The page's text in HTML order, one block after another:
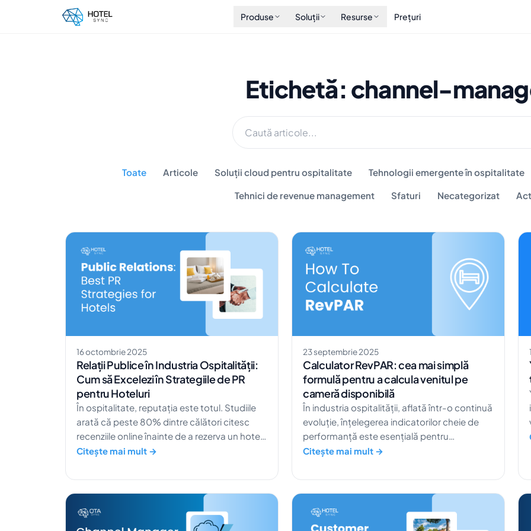
Produse Soluții Resurse Prețuri
Etichetă: channel-
Toate Articole Soluții cloud pentru ospitalitate Tehnologii emergente în ospitalitate
Tehnici de revenue management Sfaturi Necategorizat
16 octombrie 2025
Relații Publice în Industria Ospitalității:
Cum să Excelezi în Strategiile de PR
pentru Hoteluri
În ospitalitate, reputația este totul. Studiile
arată că peste 80% dintre călători citesc
recenziile online înainte de a rezerva un hotel.
Asta înseamnă că povestea brandului tău și
veniturile. Înțelegerea puterii relațiilor publice
în hoteluri nu mai este opțională. Asta face
diferența între proprietățile pe care oaspeții
le rețin și cele pe lângă care pur și simplu trec
Citește mai mult →
23 septembrie 2025
Calculator RevPAR: cea mai simplă
formulă pentru a calcula venitul pe
cameră disponibilă
În industria ospitalității, aflată într-o continuă
evoluție, înțelegerea indicatorilor cheie de
performanță este esențială pentru
maximizarea profitabilității. Unul dintre acești
disponibilă), care oferă informații valoroase
despre sănătatea financiară a unui hotel.
Potrivit unui raport realizat de STR, tariful
mediu zilnic (ADR) pentru hotelurile din SUA a
Citește mai mult →